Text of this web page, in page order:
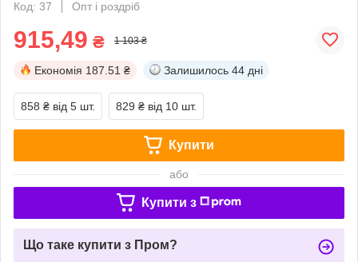
Код: 37
Опт і роздріб
915,49 ₴ 1 103 ₴
Економія 187.51 ₴ Залишилось 44 дні
858 ₴ від 5 шт. 829 ₴ від 10 шт.
Купити
або
Купити з
Що таке купити з Пром?